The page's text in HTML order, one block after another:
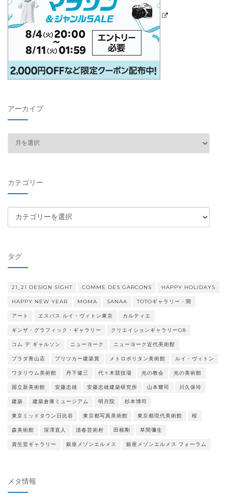
アーカイブ
ブ
カテゴリー
テ
ー
タグ
21_21 DESIGN SIGHT COMME DES GARCONS HAPPY HOLIDAYS
HAPPY NEW YEAR MOMA SANAA TOTOギャラリー・間
アート エスパス ルイ・ヴィトン東京 カルティエ
ギンザ・グラフィック・ギャラリー クリエイションギャラリーG8
コム デ ギャルソン ニューヨーク ニューヨーク近代美術館
プラダ青山店 プリツカー建築賞 メトロポリタン美術館 ルイ・ヴィトン
ワタリウム美術館 丹下健三 代々木競技場 光の教会 光の美術館
国立新美術館 安藤忠雄 安藤忠雄建築研究所 山本耀司 川久保玲
建築 建築倉庫ミュージアム 明月院 杉本博司
東京ミッドタウン日比谷 東京都写真美術館 東京都現代美術館 桜
森美術館 深澤直人 清春芸術村 田根剛 草間彌生
資生堂ギャラリー 銀座メゾンエルメス 銀座メゾンエルメス フォーラム
メタ情報